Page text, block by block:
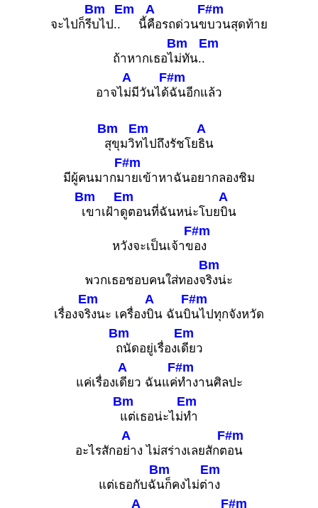
จะไปก็รี
Bm
บไป..
Em
นี้
A
คือรถด่วนข
F#m
บวนสุดท้าย
ถ้าหากเธอไ
Bm
ม่ทัน..
Em
อาจไ
A
ม่มีวันได้
F#m
ฉันอีกแล้ว
Bm
สุขุมวิ
Em
ทไปถึงรัชโย
A
ธิน
มีผู้คนมากม
F#m
ายเข้าหาฉันอยากลองชิม
Bm
เขาเฝ้า
Em
ดูตอนที่ฉันหน่ะโบย
A
บิน
หวังจะเป็นเจ้าข
F#m
อง
พวกเธอชอบคนใส่ทองจ
Bm
ริงน่ะ
เรื่องจ
Em
ริงนะ เครื่อง
A
บิน ฉันบิ
F#m
นไปทุกจังหวัด
Bm
ถนัดอยู่เรื่องเ
Em
ดียว
แค่เรื่องเ
A
ดียว ฉันแค่
F#m
ทำงานศิลปะ
Bm
แต่เธอน่ะไม่
Em
ทำ
อะไรสักอ
A
ย่าง ไม่สร่างเลยสักต
F#m
อน
แต่เธอกับฉั
Bm
นก็คงไม่ต่
Em
าง
A F#m